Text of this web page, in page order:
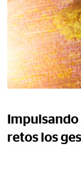
retos los